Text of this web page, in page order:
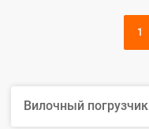
Вилочный погрузчик
1